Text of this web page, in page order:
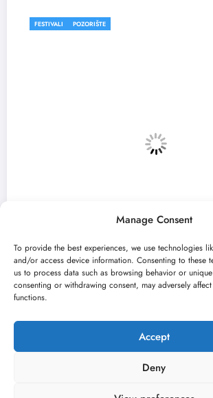
Manage Consent
To provide the best experiences, we use technologies
and/or access device information. Consenting to these
us to process data such as browsing behavior or
consenting or withdrawing consent, may adversely
functions.
Accept
Deny
otvara 59. Bitef u